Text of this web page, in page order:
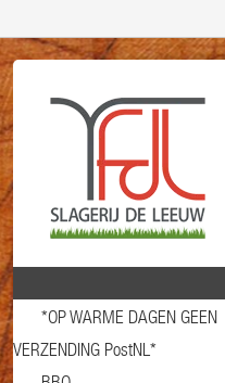
*OP WARME DAGEN GEEN
VERZENDING PostNL*